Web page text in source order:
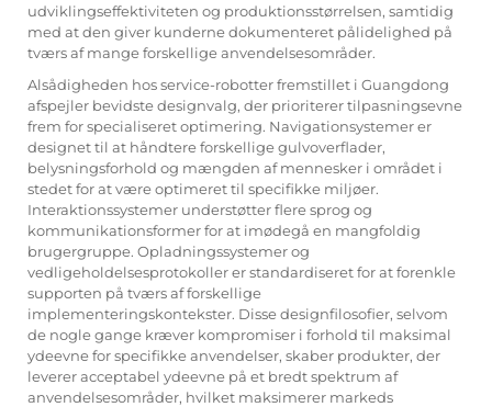
udviklingseffektiviteten og produktionsstørrelsen, samtidig
med at den giver kunderne dokumenteret pålidelighed på
tværs af mange forskellige anvendelsesområder.
Alsådigheden hos service-robotter fremstillet i Guangdong
afspejler bevidste designvalg, der prioriterer tilpasningsevne
frem for specialiseret optimering. Navigationsystemer er
designet til at håndtere forskellige gulvoverflader,
belysningsforhold og mængden af mennesker i området i
stedet for at være optimeret til specifikke miljøer.
Interaktionssystemer understøtter flere sprog og
kommunikationsformer for at imødegå en mangfoldig
brugergruppe. Opladningssystemer og
vedligeholdelsesprotokoller er standardiseret for at forenkle
supporten på tværs af forskellige
implementeringskontekster. Disse designfilosofier, selvom
de nogle gange kræver kompromiser i forhold til maksimal
ydeevne for specifikke anvendelser, skaber produkter, der
leverer acceptabel ydeevne på et bredt spektrum af
anvendelsesområder, hvilket maksimerer markeds